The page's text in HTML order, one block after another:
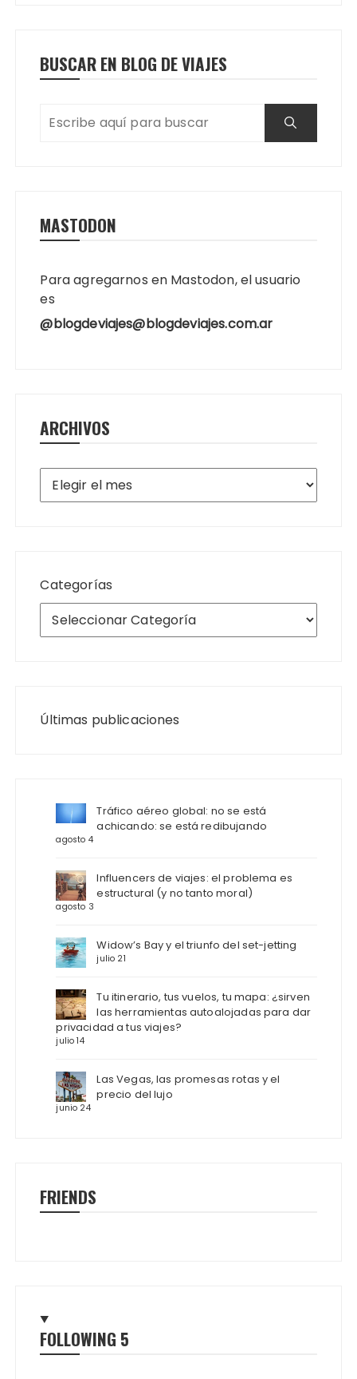
BUSCAR EN BLOG DE VIAJES
MASTODON
Para agregarnos en Mastodon, el usuario
es
@blogdeviajes@blogdeviajes.com.ar
ARCHIVOS
Archivos
Categorías
Últimas publicaciones
Tráfico aéreo global: no se está
achicando: se está redibujando
agosto 4
Influencers de viajes: el problema es
estructural (y no tanto moral)
agosto 3
Widow’s Bay y el triunfo del set-jetting
julio 21
Tu itinerario, tus vuelos, tu mapa: ¿sirven
las herramientas autoalojadas para dar
privacidad a tus viajes?
julio 14
Las Vegas, las promesas rotas y el
precio del lujo
junio 24
FRIENDS
FOLLOWING 5